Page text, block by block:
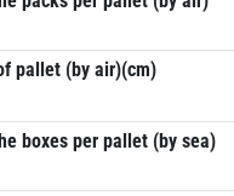
pallet (by air)(cm)
boxes per pallet (by sea)